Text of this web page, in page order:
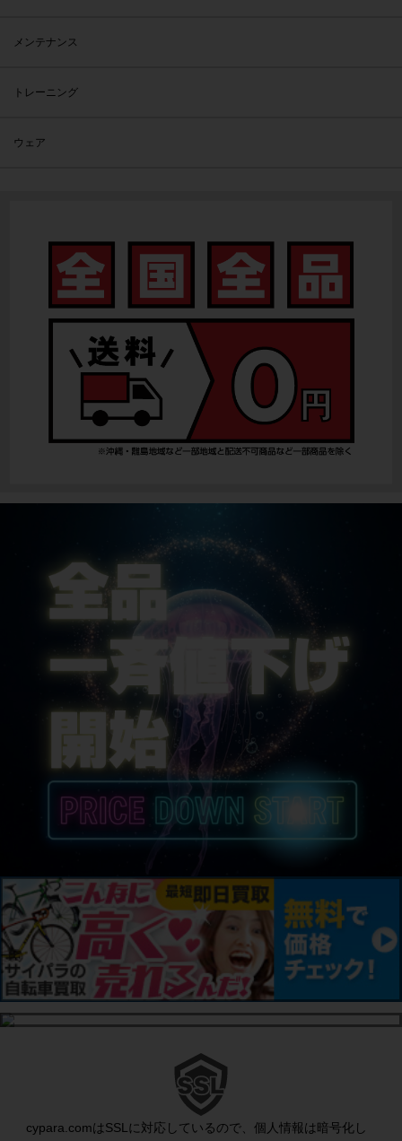
メンテナンス
トレーニング
ウェア
cypara.comはSSLに対応しているので、個人情報は暗号化し